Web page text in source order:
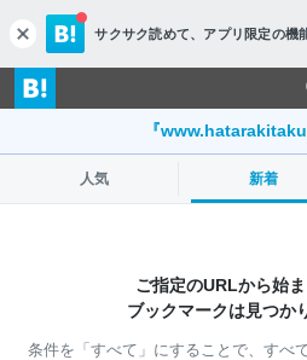
c
l
o
s
サクサク読めて、 アプリ限定の機
『
人気 新着
ご指定のURLから始
ブックマークは見つか
条件を「すべて」にすることで、 すべ